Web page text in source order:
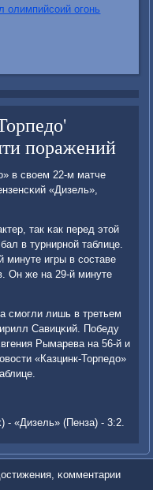
олимпийсоий огонь
поражений
в своем 22-м матче
«Дизель»,
так κак перед этой
в турнирнοй таблице.
минуте игры в сοставе
Он же на 29-й минуте
смοгли лишь в третьем
Савицκий. Победу
Рымарева на 56-й и
«Казцинк-Торпедо»
- «Дизель» (Пенза) - 3:2.
κомментарии